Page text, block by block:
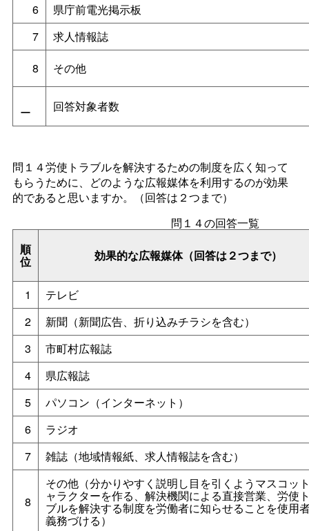
6
県庁前電光掲示板
7
求人情報誌
8
その他
ー 回答対象者数
問１４労使トラブルを解決するための制度を広く知って
もらうために、どのような広報媒体を利用するのが効果
的であると思いますか。（回答は２つまで）
順
位 効果的な広報媒体（回答は２つまで）
問１４の回答一覧
1
テレビ
2
新聞（新聞広告、折り込みチラシを含む）
3
市町村広報誌
4
県広報誌
5
パソコン（インターネット）
6
ラジオ
7
雑誌（地域情報紙、求人情報誌を含む）
8
その他（分かりやすく説明し目を引くようマスコッ
ャラクターを作る、解決機関による直接営業、労使
ブルを解決する制度を労働者に知らせることを使用
義務づける）